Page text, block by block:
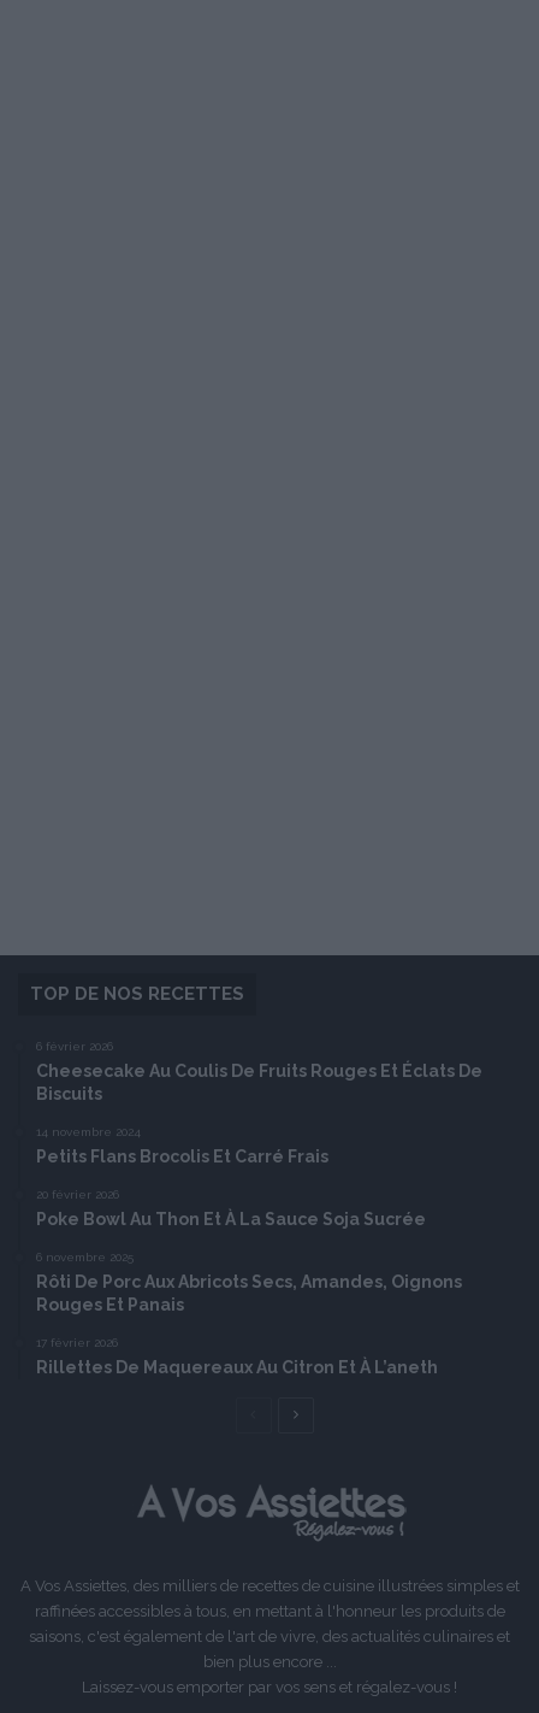
TOP DE NOS RECETTES
6 février 2026
Cheesecake Au Coulis De Fruits Rouges Et Éclats De
Biscuits
14 novembre 2024
Petits Flans Brocolis Et Carré Frais
20 février 2026
Poke Bowl Au Thon Et À La Sauce Soja Sucrée
6 novembre 2025
Rôti De Porc Aux Abricots Secs, Amandes, Oignons
Rouges Et Panais
17 février 2026
Rillettes De Maquereaux Au Citron Et À L’aneth
Page
A Vos Assiettes, des milliers de recettes de cuisine illustrées simples et
raffinées accessibles à tous, en mettant à l'honneur les produits de
saisons, c'est également de l'art de vivre, des actualités culinaires et
bien plus encore ...
Laissez-vous emporter par vos sens et régalez-vous !